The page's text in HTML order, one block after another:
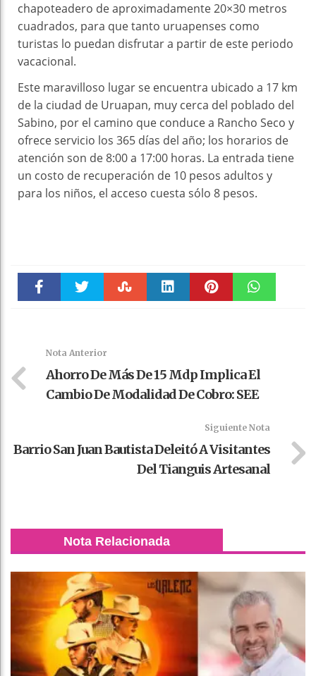
chapoteadero de aproximadamente 20×30 metros
cuadrados, para que tanto uruapenses como
turistas lo puedan disfrutar a partir de este periodo
vacacional.
Este maravilloso lugar se encuentra ubicado a 17 km
de la ciudad de Uruapan, muy cerca del poblado del
Sabino, por el camino que conduce a Rancho Seco y
ofrece servicio los 365 días del año; los horarios de
atención son de 8:00 a 17:00 horas. La entrada tiene
un costo de recuperación de 10 pesos adultos y
para los niños, el acceso cuesta sólo 8 pesos.
Nota Anterior
Ahorro De Más De 15 Mdp Implica El
Cambio De Modalidad De Cobro: SEE
Siguiente Nota
Barrio San Juan Bautista Deleitó A Visitantes
Del Tianguis Artesanal
Nota Relacionada